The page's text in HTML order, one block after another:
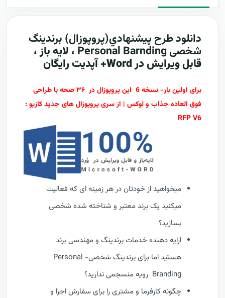
دانلود طرح پيشنهادي(پروپوزال) برندینگ
شخصی Personal Barnding ، لایه باز ،
قابل ویرایش در Word+ آپدیت رایگان
برای اولین بار- نسخه 6 این پروپوزال در ۳۶ صحه با طراحی
فوق العاده جذاب و لوکس | از سری پروپوزال های جدید کازیو :
RFP V6
میخواهید از خودتان در هر زمینه ای که فعالیت
میکنید یک برند معتبر و شناخته شده شخصی
بسازید؟
ارایه دهنده خدمات برندینگ و مهندسی برند
هستید اما برای برندینگ شخصی- Personal
Branding رویه منسجمی ندارید؟
چگونه کارفرما و مشتری را برای سفارش اجرا و